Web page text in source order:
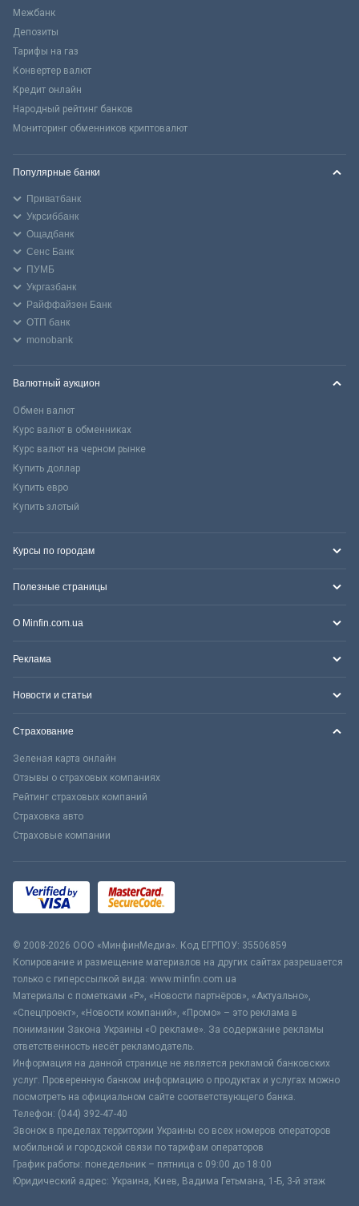
Межбанк
Депозиты
Тарифы на газ
Конвертер валют
Кредит онлайн
Народный рейтинг банков
Мониторинг обменников криптовалют
Популярные банки
Приватбанк
Укрсиббанк
Ощадбанк
Сенс Банк
ПУМБ
Укргазбанк
Райффайзен Банк
ОТП банк
monobank
Валютный аукцион
Обмен валют
Курс валют в обменниках
Курс валют на черном рынке
Купить доллар
Купить евро
Купить злотый
Курсы по городам
Полезные страницы
О Minfin.com.ua
Реклама
Новости и статьи
Страхование
Зеленая карта онлайн
Отзывы о страховых компаниях
Рейтинг страховых компаний
Страховка авто
Страховые компании
© 2008-2026 ООО «МинфинМедиа». Код ЕГРПОУ: 35506859
Копирование и размещение материалов на других сайтах разрешается
только с гиперссылкой вида: www.minfin.com.ua
Материалы с пометками «Р», «Новости партнёров», «Актуально»,
«Спецпроект», «Новости компаний», «Промо» – это реклама в
понимании Закона Украины «О рекламе». За содержание рекламы
ответственность несёт рекламодатель.
Информация на данной странице не является рекламой банковских
услуг. Проверенную банком информацию о продуктах и услугах можно
посмотреть на официальном сайте соответствующего банка.
Телефон: (044) 392-47-40
Звонок в пределах территории Украины со всех номеров операторов
мобильной и городской связи по тарифам операторов
График работы: понедельник – пятница с 09:00 до 18:00
Юридический адрес: Украина, Киев, Вадима Гетьмана, 1-Б, 3-й этаж